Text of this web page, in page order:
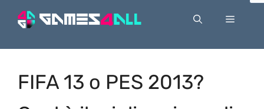
Menu
FIFA 13 o PES 2013?